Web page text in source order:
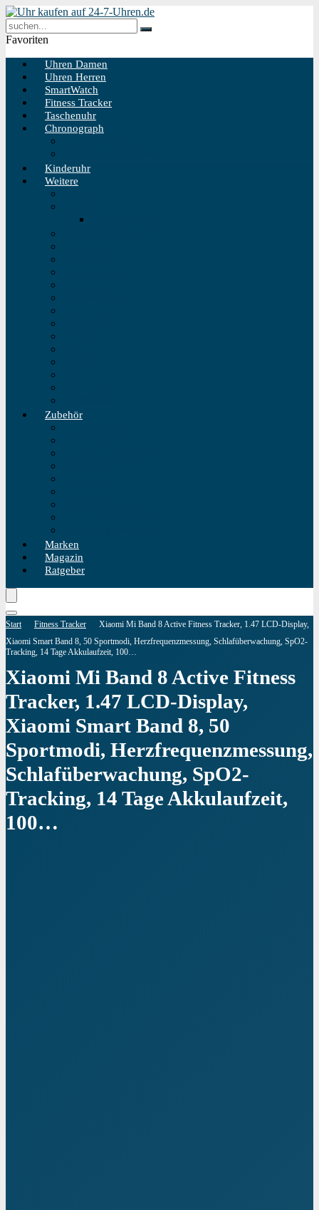
Favoriten
Uhren Damen
Uhren Herren
SmartWatch
Fitness Tracker
Taschenuhr
Chronograph
Kinderuhr
Weitere
Zubehör
Marken
Magazin
Ratgeber
Start Fitness Tracker
Xiaomi Mi Band 8 Active Fitness Tracker, 1.47 LCD-Display,
Xiaomi Smart Band 8, 50 Sportmodi, Herzfrequenzmessung, Schlafüberwachung, SpO2-
Tracking, 14 Tage Akkulaufzeit, 100…
Xiaomi Mi Band 8 Active Fitness
Tracker, 1.47 LCD-Display,
Xiaomi Smart Band 8, 50
Sportmodi, Herzfrequenzmessung,
Schlafüberwachung, SpO2-
Tracking, 14 Tage Akkulaufzeit,
100…